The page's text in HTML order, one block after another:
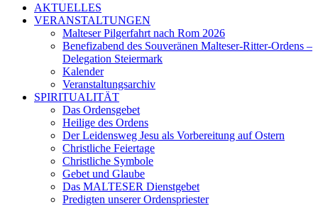
AKTUELLES
VERANSTALTUNGEN
Malteser Pilgerfahrt nach Rom 2026
Benefizabend des Souveränen Malteser-Ritter-Ordens –
Delegation Steiermark
Kalender
Veranstaltungsarchiv
SPIRITUALITÄT
Das Ordensgebet
Heilige des Ordens
Der Leidensweg Jesu als Vorbereitung auf Ostern
Christliche Feiertage
Christliche Symbole
Gebet und Glaube
Das MALTESER Dienstgebet
Predigten unserer Ordenspriester